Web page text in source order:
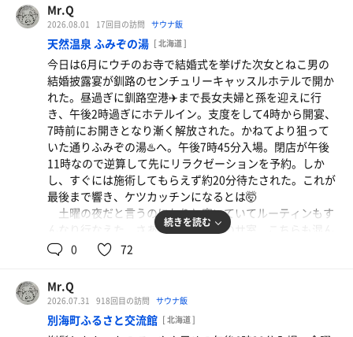
る。先に出ていた孫（3歳2ヶ月）はkidsコーナーで散々遊
んで楽しかったらしく、最後、帰る段になってグズり難儀
した。
サウナ 10分 11分 12分 12分
水風呂 2分×4
外気浴 5分×4
タイミング違いで根室のサンデーサウナーO股さんがい
た。根室だから標津の祭りのことなんか知らないだろう。
少し間を置いてやはりサンデーサウナーのロシアンM氏が
夏休み中の倅アンドレイ君を連れて入ってきた。M氏も根
室だか、今日は標津の方から来たという。「何か盛大な祭
りやってましたよ。」と流暢な日本語で教えてくれた。
この後、やっぱり根室から併設のキャンプ場⛺️🏕️でデイ
キャンプ🏕️⛺️をしていたという根高サウナ部がしょうま先
生、カジダルマ、きゅんちゃん、黒ちゃんの四人でやって
きた。今日は根室デーか？
結局この辺の常連組は皆無で、あとはぽつぽつとビジタ
ロウリュしなければ緩いサ室はいつも通りだったが、水
風呂はキンと冷たかった。しかし、水温計測班がいなかっ
たので計測不能！
Mr.Q
2026.08.01 17回目の訪問 サウナ飯
天然温泉 ふみぞの湯 [ 北海道 ]
今日は6月にウチのお寺で結婚式を挙げた次女とねこ男の
結婚披露宴が釧路のセンチュリーキャッスルホテルで開か
れた。昼過ぎに釧路空港✈️まで長女夫婦と孫を迎えに行
き、午後2時過ぎにホテルイン。支度をして4時から開宴、
7時前にお開きとなり漸く解放された。かねてより狙って
いた通りふみぞの湯♨️へ。午後7時45分入場。閉店が午後
11時なので逆算して先にリラクゼーションを予約。しか
し、すぐには施術してもらえず約20分待たされた。これが
最後まで響き、ケツカッチンになるとは🤯
土曜の夜だと言うのにわりと空いていてルーティンもす
んなり行なえた。さあ、お待ちかねのサ室。こちらも混ん
でるというほどではなく、すんなり最上段ゲット！
サウナ 12分 12分 10分
水風呂 2分 2分
外気浴 5分 5分
続きを読む
0 72
Mr.Q
2026.07.31 918回目の訪問 サウナ飯
別海町ふるさと交流館 [ 北海道 ]